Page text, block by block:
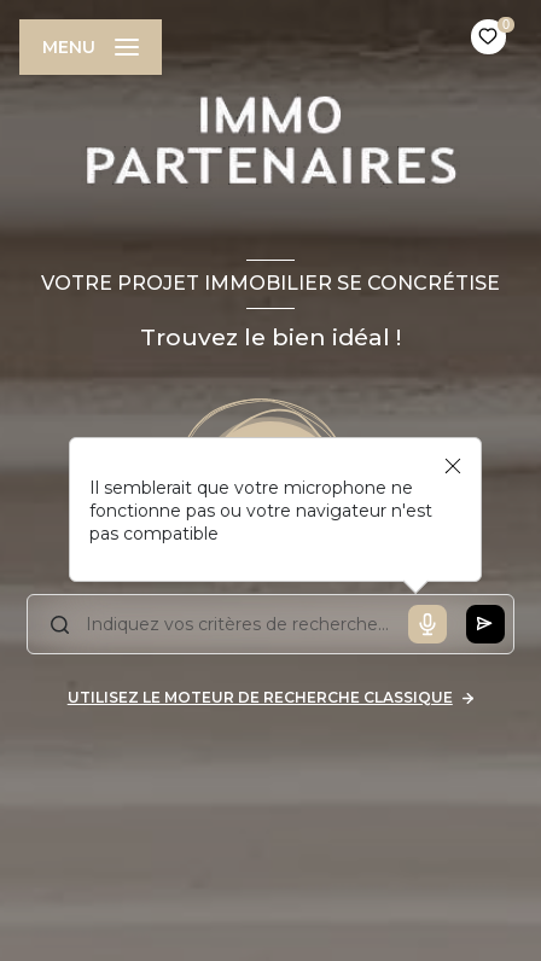
0
MENU
VOTRE PROJET IMMOBILIER SE CONCRÉTISE
Trouvez le bien idéal !
Il semblerait que votre microphone ne
fonctionne pas ou votre navigateur n'est
pas compatible
UTILISEZ LE MOTEUR DE RECHERCHE CLASSIQUE